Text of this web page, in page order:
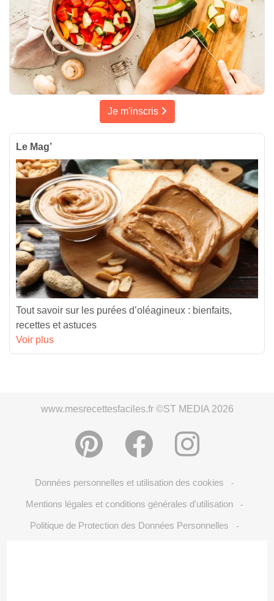
Je m'inscris
Le Mag’
Tout savoir sur les purées d’oléagineux : bienfaits,
recettes et astuces
Voir plus
www.mesrecettesfaciles.fr ©ST MEDIA 2026
Données personnelles et utilisation des cookies -
Mentions légales et conditions générales d'utilisation -
Politique de Protection des Données Personnelles -